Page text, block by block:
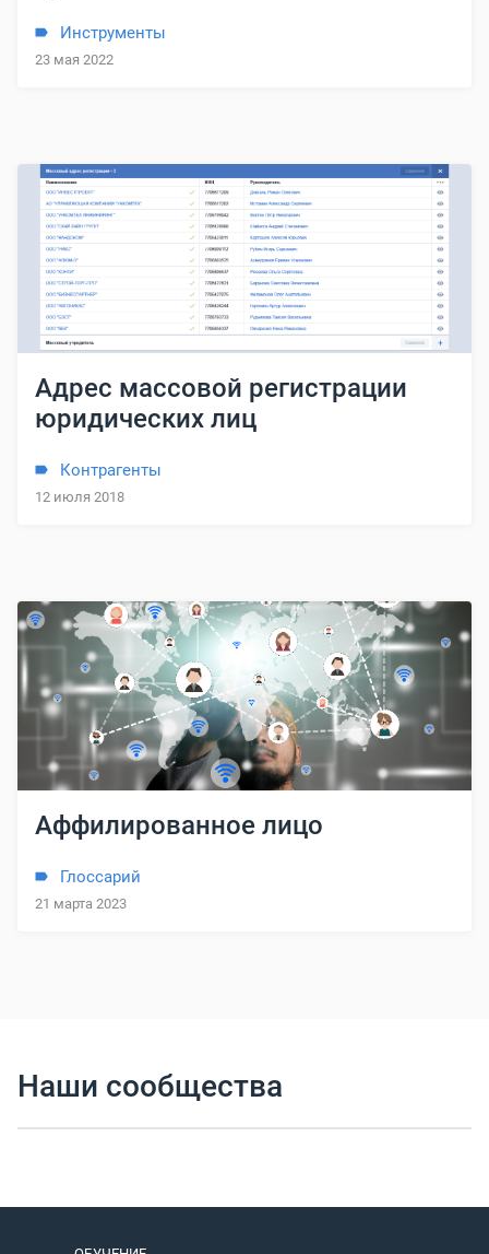
Инструменты
23 мая 2022
Адрес массовой регистрации
юридических лиц
Контрагенты
12 июля 2018
Аффилированное лицо
Глоссарий
21 марта 2023
Наши сообщества